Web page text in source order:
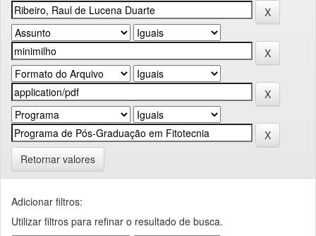
Retornar valores
Adicionar filtros:
Utilizar filtros para refinar o resultado de busca.